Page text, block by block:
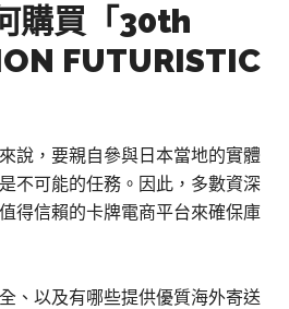
購買「30th
FUTURISTIC
說，要親自參與日本當地的實體
不可能的任務。因此，多數資深
得信賴的卡牌電商平台來確保庫
、以及有哪些提供優質海外寄送